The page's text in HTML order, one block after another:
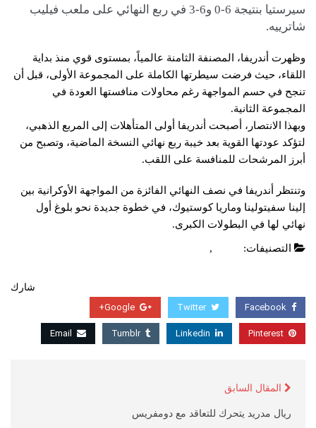
سيرستيا​ بنتيجة 6-0 و6-3 في ربع النهائي على ملعب فيليب
شاترييه.
وظهرت أندريفا، المصنفة الثامنة عالمياً، بمستوى قوي منذ بداية
اللقاء، حيث فرضت سيطرتها الكاملة على المجموعة الأولى، قبل أن
تنجح في حسم المواجهة رغم محاولات منافستها العودة في
المجموعة الثانية.
وبهذا الانتصار، أصبحت أندريفا أولى المتأهلات إلى المربع الذهبي،
لتؤكد عودتها القوية بعد خيبة ربع نهائي النسخة الماضية، وتصبح من
أبرز المرشحات للمنافسة على اللقب.
وتنتظر أندريفا في نصف النهائي الفائزة من المواجهة الأوكرانية بين ​
إلينا سفيتولينا​ و​ماريا كوستيوك​، في خطوة جديدة نحو بلوغ أول
نهائي لها في البطولات الكبرى.
التصنيفات: ,
شارك
Facebook
Twitter
Google+
Pinterest
Linkedin
Tumblr
Email
المقال السابق
ريال مدريد يتحرك للتعاقد مع دومفريس